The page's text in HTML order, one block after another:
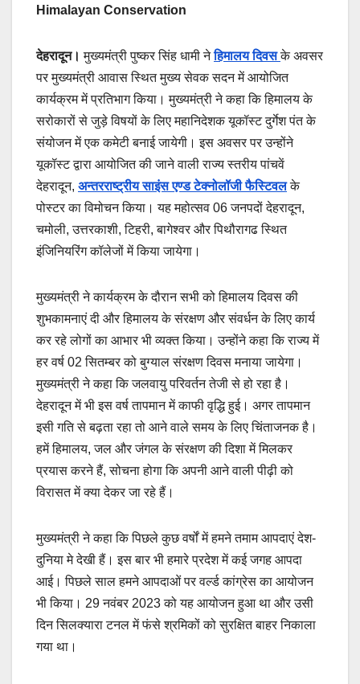
Himalayan Conservation
देहरादून।मुख्यमंत्री पुष्कर सिंह धामी नेहिमालय दिवसके अवसर
पर मुख्यमंत्री आवास स्थित मुख्य सेवक सदन में आयोजित
कार्यक्रम में प्रतिभाग किया। मुख्यमंत्री ने कहा कि हिमालय के
सरोकारों से जुड़े विषयों के लिए महानिदेशक यूकॉस्ट दुर्गेश पंत के
संयोजन में एक कमेटी बनाई जायेगी। इस अवसर पर उन्होंने
यूकॉस्ट द्वारा आयोजित की जाने वाली राज्य स्तरीय पांचवें
देहरादून, अन्तरराष्ट्रीय साइंस एण्ड टेक्नोलॉजी फैस्टिवलके
पोस्टर का विमोचन किया। यह महोत्सव 06 जनपदों देहरादून,
चमोली, उत्तरकाशी, टिहरी, बागेश्वर और पिथौरागढ स्थित
इंजिनियरिंग कॉलेजों में किया जायेगा।
मुख्यमंत्री ने कार्यक्रम के दौरान सभी को हिमालय दिवस की
शुभकामनाएं दी और हिमालय के संरक्षण और संवर्धन के लिए कार्य
कर रहे लोगों का आभार भी व्यक्त किया। उन्होंने कहा कि राज्य में
हर वर्ष 02 सितम्बर को बुग्याल संरक्षण दिवस मनाया जायेगा।
मुख्यमंत्री ने कहा कि जलवायु परिवर्तन तेजी से हो रहा है।
देहरादून में भी इस वर्ष तापमान में काफी वृद्धि हुई। अगर तापमान
इसी गति से बढ़ता रहा तो आने वाले समय के लिए चिंताजनक है।
हमें हिमालय, जल और जंगल के संरक्षण की दिशा में मिलकर
प्रयास करने हैं, सोचना होगा कि अपनी आने वाली पीढ़ी को
विरासत में क्या देकर जा रहे हैं।
मुख्यमंत्री ने कहा कि पिछले कुछ वर्षों में हमने तमाम आपदाएं देश-
दुनिया मे देखी हैं। इस बार भी हमारे प्रदेश में कई जगह आपदा
आई। पिछले साल हमने आपदाओं पर वर्ल्ड कांग्रेस का आयोजन
भी किया। 29 नवंबर 2023 को यह आयोजन हुआ था और उसी
दिन सिलक्यारा टनल में फंसे श्रमिकों को सुरक्षित बाहर निकाला
गया था।